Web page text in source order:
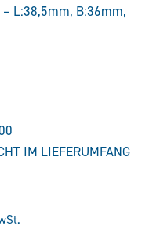
– L:38,5mm, B:36mm,
IM LIEFERUMFANG